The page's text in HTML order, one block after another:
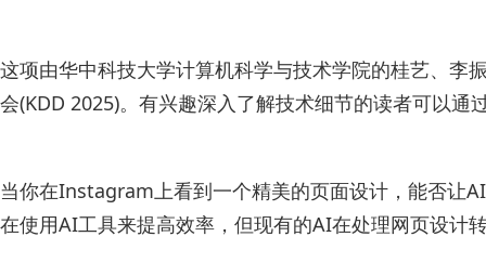
这项由华中科技大学计算机科学与技术学院的桂艺、李
会(KDD 2025)。有兴趣深入了解技术细节的读者可以
当你在Instagram上看到一个精美的页面设计，能否让
在使用AI工具来提高效率，但现有的AI在处理网页设计